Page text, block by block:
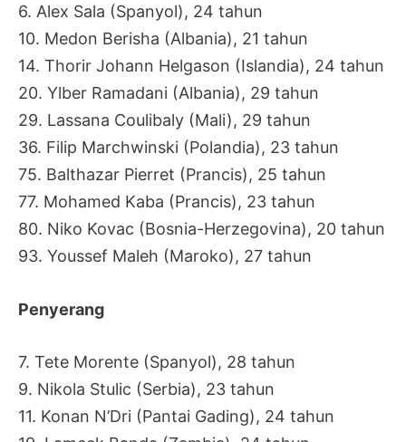
6. Alex Sala (Spanyol), 24 tahun
10. Medon Berisha (Albania), 21 tahun
14. Thorir Johann Helgason (Islandia), 24 tahun
20. Ylber Ramadani (Albania), 29 tahun
29. Lassana Coulibaly (Mali), 29 tahun
36. Filip Marchwinski (Polandia), 23 tahun
75. Balthazar Pierret (Prancis), 25 tahun
77. Mohamed Kaba (Prancis), 23 tahun
80. Niko Kovac (Bosnia-Herzegovina), 20 tahun
93. Youssef Maleh (Maroko), 27 tahun
Penyerang
7. Tete Morente (Spanyol), 28 tahun
9. Nikola Stulic (Serbia), 23 tahun
11. Konan N’Dri (Pantai Gading), 24 tahun